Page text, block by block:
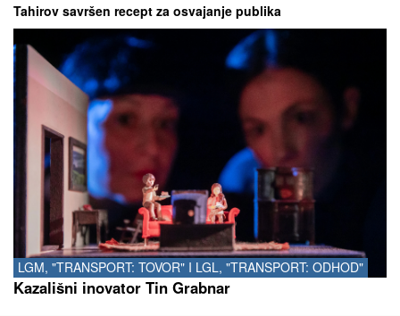
Tahirov savršen recept za osvajanje publika
LGM, "TRANSPORT: TOVOR" I LGL, "TRANSPORT: ODHOD"
Kazališni inovator Tin Grabnar